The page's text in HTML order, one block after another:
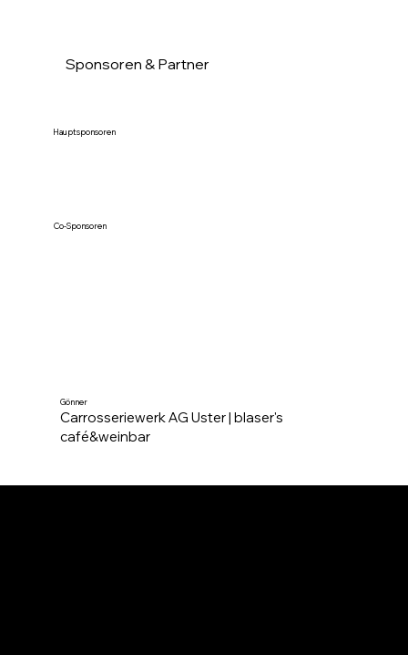
Gönner
Carrosseriewerk AG Uster | blaser's
café&weinbar
Co-Sponsoren
Hauptsponsoren
Sponsoren & Partner